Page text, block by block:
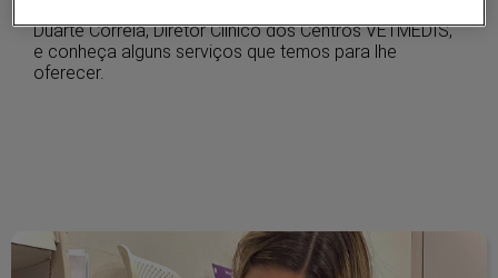
Duarte Correia, Diretor Clínico dos Centros VETMEDIS,
e conheça alguns serviços que temos para lhe
oferecer.
Serviços